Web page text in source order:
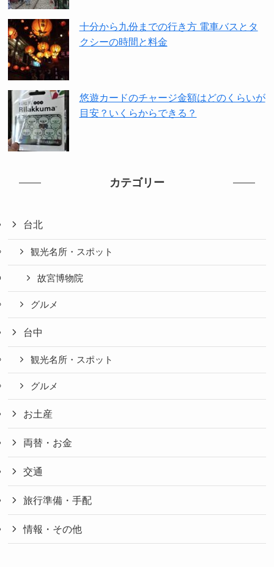
十分から九份までの行き方 電車バスとタ
クシーの時間と料金
悠遊カードのチャージ金額はどのくらいが
目安？いくらからできる？
カテゴリー
台北
観光名所・スポット
故宮博物院
グルメ
台中
観光名所・スポット
グルメ
お土産
両替・お金
交通
旅行準備・手配
情報・その他